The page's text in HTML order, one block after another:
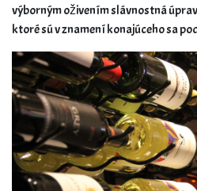
výborným oživením slávnostná
ktoré sú v znamení konajúceho sa